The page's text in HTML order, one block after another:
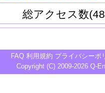
総アクセス数
FAQ 利用規約 プライバシーポ
Copyright (C) 2009-2026 Q-